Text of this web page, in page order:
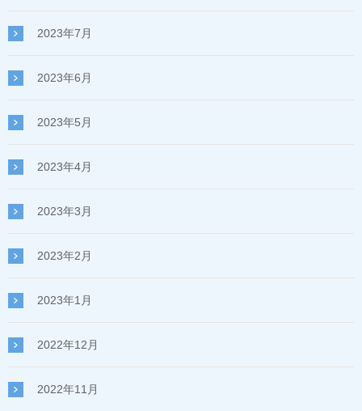
2023年7月
2023年6月
2023年5月
2023年4月
2023年3月
2023年2月
2023年1月
2022年12月
2022年11月